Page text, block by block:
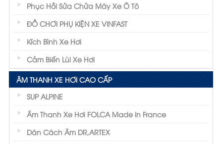
Phim cách nhiệt Ntech
Một số đặc điểm nổi bật của phim cách nhiệt
Phục Hồi Sửa Chửa Máy Xe Ô Tô
ĐỒ CHƠI PHỤ KIỆN XE VINFAST
Kích Bình Xe Hơi
Cảm Biến Lùi Xe Hơi
ÂM THANH XE HƠI CAO CẤP
SUP ALPINE
Âm Thanh Xe Hơi FOLCA Made In France
Dán Cách Âm DR,ARTEX